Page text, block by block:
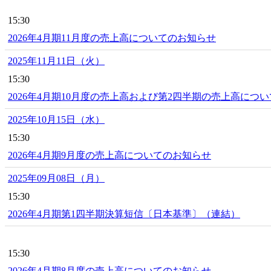
15:30
2026年4月期11月度の売上高についてのお知らせ
2025年11月11日（火）
15:30
2026年4月期10月度の売上高および第2四半期の売上高につ
2025年10月15日（水）
15:30
2026年4月期9月度の売上高についてのお知らせ
2025年09月08日（月）
15:30
2026年4月期第1四半期決算短信〔日本基準〕（連結）
15:30